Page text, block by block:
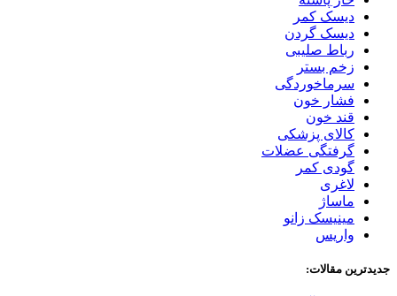
دیسک کمر
دیسک گردن
رباط صلیبی
زخم بستر
سرماخوردگی
فشار خون
قند خون
کالای پزشکی
گرفتگی عضلات
گودی کمر
لاغری
ماساژ
مینیسک زانو
واریس
جدیدترین مقالات: